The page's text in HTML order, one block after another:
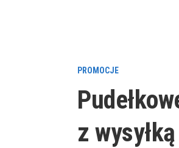
PROMOCJE
z